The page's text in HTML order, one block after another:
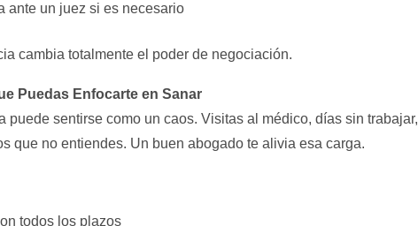
ante un juez si es necesario
cambia totalmente el poder de negociación.
Puedas Enfocarte en Sanar
puede sentirse como un caos. Visitas al médico, días sin trabajar,
que no entiendes. Un buen abogado te alivia esa carga.
todos los plazos